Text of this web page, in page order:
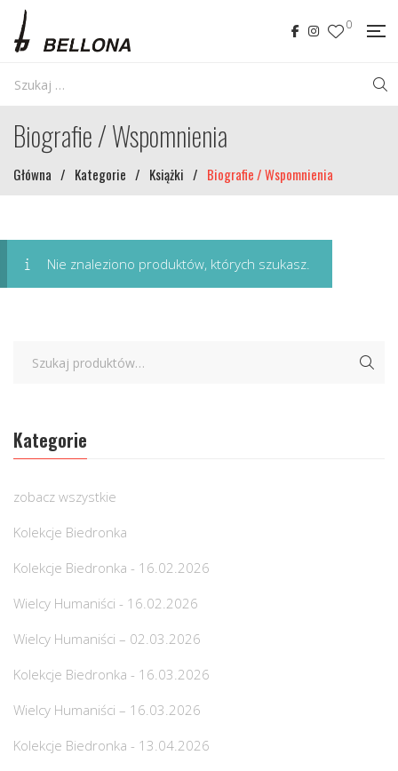
0
Biografie / Wspomnienia
Główna / Kategorie / Książki / Biografie / Wspomnienia
Nie znaleziono produktów, których szukasz.
Kategorie
zobacz wszystkie
Kolekcje Biedronka
Kolekcje Biedronka - 16.02.2026
Wielcy Humaniści - 16.02.2026
Wielcy Humaniści – 02.03.2026
Kolekcje Biedronka - 16.03.2026
Wielcy Humaniści – 16.03.2026
Kolekcje Biedronka - 13.04.2026